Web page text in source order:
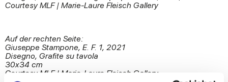
Courtesy MLF | Marie-Laure Fleisch Gallery
Auf der rechten Seite:
Giuseppe Stampone, E. F. 1, 2021
Disegno, Grafite su tavola
30x34 cm
Courtesy MLF | Marie-Laure Fleisch Gallery